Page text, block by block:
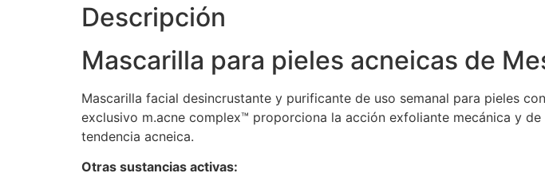
Descripción
Mascarilla para pieles acneicas de
Mascarilla facial desincrustante y purificante de uso semanal para pieles
exclusivo m.acne complex™ proporciona la acción exfoliante mecánica y
tendencia acneica.
Otras sustancias activas: